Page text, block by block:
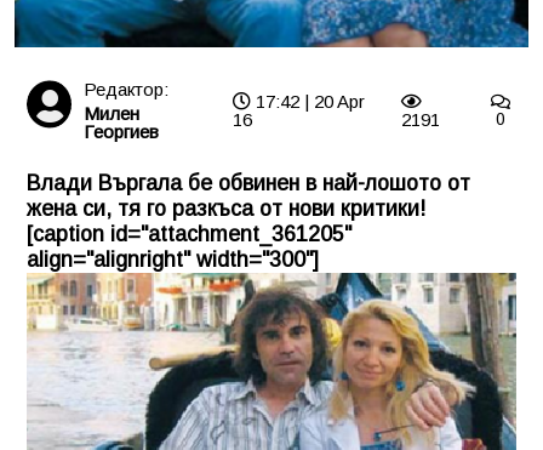
Редактор:
Милен
Георгиев
17:42 | 20 Apr
16
2191 0
Влади Въргала бе обвинен в най-лошото от
жена си, тя го разкъса от нови критики!
[caption id="attachment_361205"
align="alignright" width="300"]